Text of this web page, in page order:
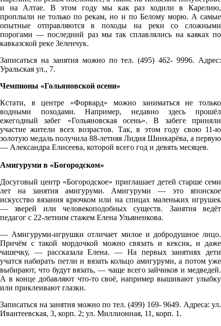
и на Алтае. В этом году мы как раз ходили в Карелию,
проплыли не только по рекам, но и по Белому морю. А самые
опытные отправляются в походы на реки со сложными
порогами — последний раз мы так сплавлялись на каяках по
кавказской реке Зеленчук.
Записаться на занятия можно по тел. (495) 462- 9996. Адрес:
Уральская ул., 7.
Чемпионы «Гольяновской осени»
Кстати, в центре «Форвард» можно заниматься не только
водными походами. Например, недавно здесь прошёл
ежегодный забег «Гольяновская осень». В забеге приняли
участие жители всех возрастов. Так, в этом году свою 11-ю
золотую медаль получила 88-летняя Лидия Шинкарёва, а первую
— Александра Елисеева, которой всего год и девять месяцев.
Амигуруми в «Богородском»
Досуговый центр «Богородское» приглашает детей старше семи
лет на занятия амигуруми. Амигуруми — это японское
искусство вязания крючком или на спицах маленьких игрушек
— зверей или человекоподобных существ. Занятия ведёт
педагог с 22-летним стажем Елена Ульяненкова.
— Амигуруми-игрушки отличает милое и добродушное лицо.
Причём с такой мордочкой можно связать и кексик, и даже
чашечку, — рассказала Елена. — На первых занятиях дети
учатся набирать петли и вязать кольцо амигуруми, а потом уже
выбирают, что будут вязать, — чаще всего зайчиков и медведей.
А в конце добавляют что-то своё, например вышивают улыбку
или приклеивают глазки.
Записаться на занятия можно по тел. (499) 169- 9649. Адреса: ул.
Ивантеевская, 3, корп. 2; ул. Миллионная, 11, корп. 1.